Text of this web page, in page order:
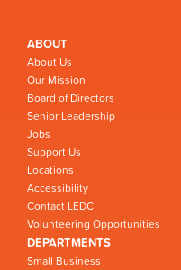
ABOUT
About Us
Our Mission
Board of Directors
Senior Leadership
Jobs
Support Us
Locations
Accessibility
Contact LEDC
Volunteering Opportunities
DEPARTMENTS
Small Business